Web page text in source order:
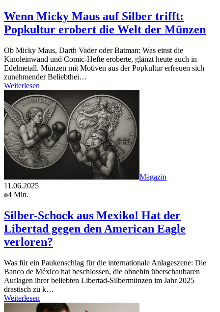
Wenn Micky Maus auf Silber trifft:
Popkultur erobert die Welt der Münzen
Ob Micky Maus, Darth Vader oder Batman: Was einst die
Kinoleinwand und Comic-Hefte eroberte, glänzt heute auch in
Edelmetall. Münzen mit Motiven aus der Popkultur erfreuen sich
zunehmender Beliebthei…
Weiterlesen
Magazin
11.06.2025
4 Min.
Silber-Schock aus Mexiko! Hat der
Libertad gegen den American Eagle
verloren?
Was für ein Paukenschlag für die internationale Anlageszene: Die
Banco de México hat beschlossen, die ohnehin überschaubaren
Auflagen ihrer beliebten Libertad-Silbermünzen im Jahr 2025
drastisch zu k…
Weiterlesen